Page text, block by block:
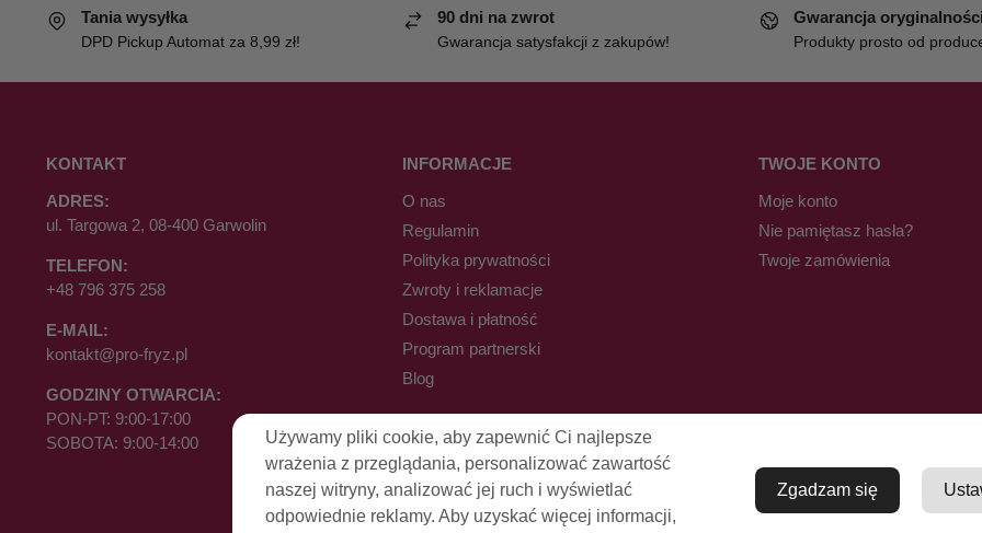
Tania wysyłka
DPD Pickup Automat za 8,99 zł!
90 dni na zwrot
Gwarancja satysfakcji z zakupów!
Gwarancja oryginalności
Produkty prosto od
KONTAKT
ADRES:
ul. Targowa 2, 08-400 Garwolin
TELEFON:
+48 796 375 258
E-MAIL:
kontakt@pro-fryz.pl
GODZINY OTWARCIA:
PON-PT: 9:00-17:00
SOBOTA: 9:00-14:00
INFORMACJE
O nas
Regulamin
Polityka prywatności
Zwroty i reklamacje
Dostawa i płatność
Program partnerski
Blog
TWOJE KONTO
Moje konto
Nie pamiętasz hasła?
Twoje zamówienia
© Pro-Fryz.pl 2021-2026
Używamy pliki cookie, aby zapewnić Ci najlepsze
wrażenia z przeglądania, personalizować zawartość
naszej witryny, analizować jej ruch i wyświetlać
odpowiednie reklamy. Aby uzyskać więcej informacji,
Zgadzam się